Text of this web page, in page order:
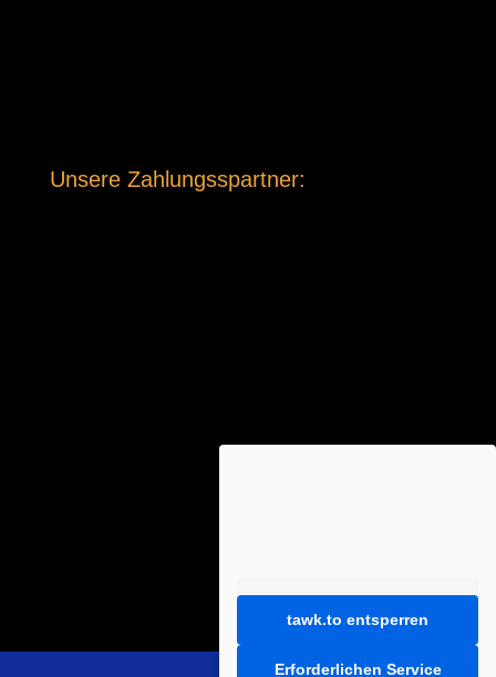
Unsere Zahlungsspartner:
tawk.to entsperren
Erforderlichen Service